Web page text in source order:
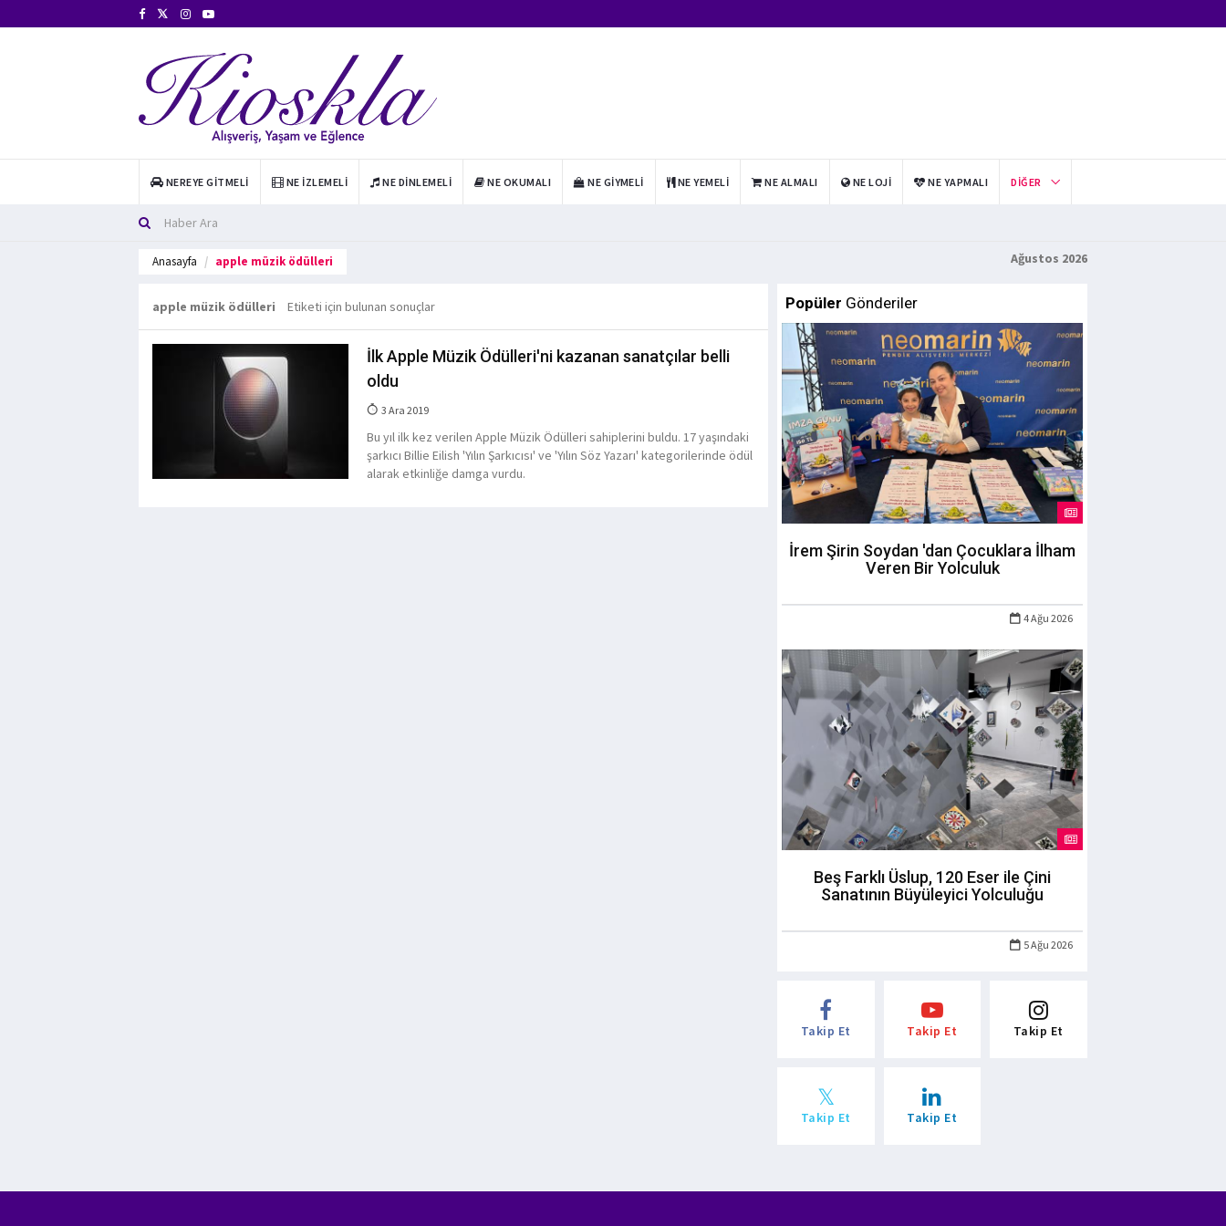
NEREYE GITMELI NE İZLEMELI NE DINLEMELI NE OKUMALI NE GIYMELI NE YEMELI NE ALMALI NE LOJI NE YAPMALI DIĞER
Anasayfa apple müzik ödülleri Ağustos 2026
apple müzik ödülleri Etiketi için bulunan sonuçlar
İlk Apple Müzik Ödülleri'ni kazanan sanatçılar belli
oldu
3 Ara 2019
Bu yıl ilk kez verilen Apple Müzik Ödülleri sahiplerini buldu. 17 yaşındaki
şarkıcı Billie Eilish 'Yılın Şarkıcısı' ve 'Yılın Söz Yazarı' kategorilerinde ödül
alarak etkinliğe damga vurdu.
Popüler Gönderiler
İrem Şirin Soydan 'dan Çocuklara İlham
Veren Bir Yolculuk
4 Ağu 2026
Beş Farklı Üslup, 120 Eser ile Çini
Sanatının Büyüleyici Yolculuğu
5 Ağu 2026
Takip Et Takip Et Takip Et
Takip Et Takip Et